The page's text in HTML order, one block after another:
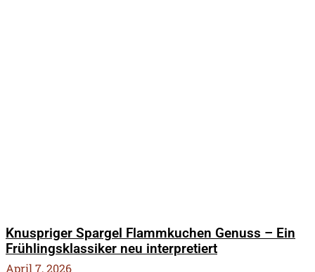
Knuspriger Spargel Flammkuchen Genuss – Ein
Frühlingsklassiker neu interpretiert
April 7, 2026